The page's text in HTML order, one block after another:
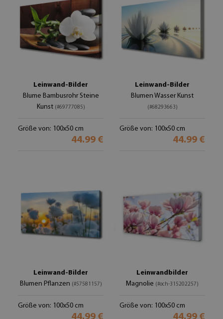
Leinwand-Bilder
Blume Bambusrohr Steine
Kunst (#69777085)
Größe von: 100x50 cm
44.99 €
Leinwand-Bilder
Blumen Wasser Kunst
(#68293663)
Größe von: 100x50 cm
44.99 €
Leinwand-Bilder
Blumen Pflanzen (#57581157)
Größe von: 100x50 cm
44.99 €
Leinwandbilder
Magnolie (#och-315202257)
Größe von: 100x50 cm
44.99 €